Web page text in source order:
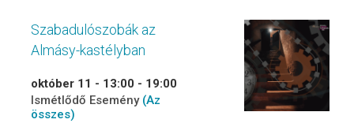
Szabadulószobák az
Almásy-kastélyban
október 11 - 13:00 - 19:00
Ismétlődő Esemény (Az
összes)